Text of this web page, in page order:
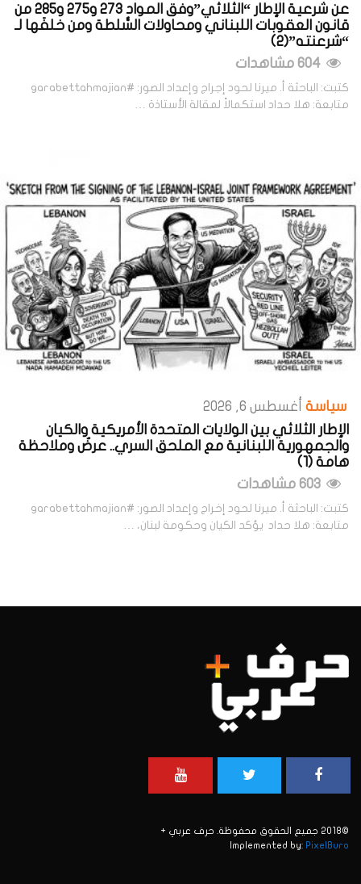
عن شرعية الإطار “الثلاثي”وفق المواد 273 و275 و285 من
قانون العقوبات اللبناني ومحاولات السُّلطة ومن خلفَها لـ
“شرعنته”(2)
كتبت: الباحثة أ. ميرنا لحود إجراج وإعداد الصور: #garabettahmajian
متابعة: هلا حداد استكمالاً لمقالة الأستاذة …
سياسة أغسطس 6, 2026
الإطار الثلاثي بين الولايات المتحدة الأمريكية والكيان
والجمهورية اللبنانية مع الملحق السري.. عرضٌ وملاحظة
هامة (1)
كتبت: الباحثة أ. ميرنا لحود إخراج وإعداد الصور: #garabettahmajian
متابعة: هلا حداد يؤكد الكيان وحكومة لبنان، …
©2018 جميع الحقوق محفوظة. حرف عربي +
Implemented by: PixelBuro